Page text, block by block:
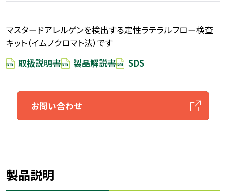
マスタードアレルゲンを検出する定性ラテラルフロー検査
キット（イムノクロマト法）です
取扱説明書
製品解説書 SDS
お問い合わせ
製品説明